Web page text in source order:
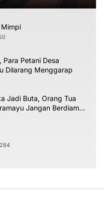
Mimpi
Para Petani Desa
Dilarang Menggarap
Jadi Buta, Orang Tua
Jangan Berdiam